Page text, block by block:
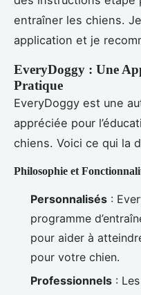
entraîner les chiens.
application et je
EveryDoggy : Une
Pratique
EveryDoggy est une
appréciée pour
chiens. Voici ce qui la
Philosophie et
Personnalisés :
programme
pour aider à
pour votre chien.
Professionnels :